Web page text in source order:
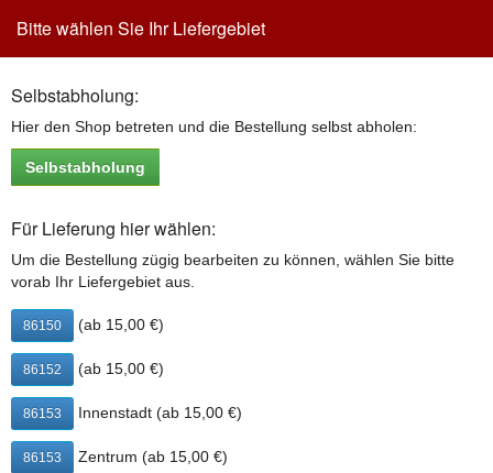
Bitte wählen Sie Ihr Liefergebiet
Selbstabholung:
Hier den Shop betreten und die Bestellung selbst abholen:
Selbstabholung
Für Lieferung hier wählen:
Um die Bestellung zügig bearbeiten zu können, wählen Sie bitte
vorab Ihr Liefergebiet aus.
86150 (ab 15,00 €)
86152 (ab 15,00 €)
86153 Innenstadt (ab 15,00 €)
86153 Zentrum (ab 15,00 €)
Toggle
Impressum
Mama Pizza Augsburg
Ebrahim Ebrahimi
Donauwörtherstr. 4
86152 Augsburg
Telefon: +49 821 / 219 36 60
E-Mail:e.ebrahimi@gmx.de
Steuernummer: 103/213/20533
Haftungsausschluss: Trotz sorgfältiger inhaltlicher Kontrolle
übernehmen wir keine Haftung für die Inhalte externer Links.
Für den Inhalt der verlinkten Seiten sind ausschließlich deren
Betreiber verantwortlich. Irrtümer & Änderungen sind